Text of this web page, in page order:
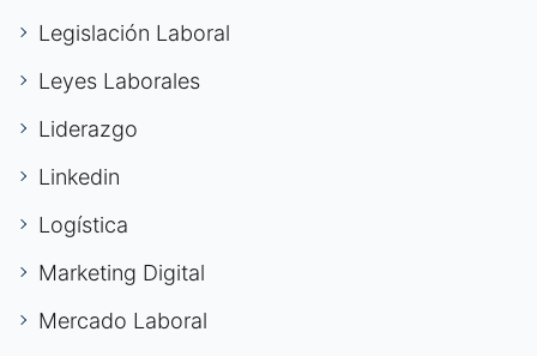
Legislación Laboral
Leyes Laborales
Liderazgo
Linkedin
Logística
Marketing Digital
Mercado Laboral